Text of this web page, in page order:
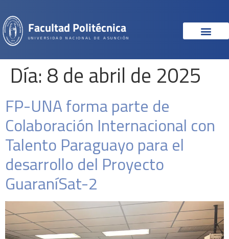
Facultad Politécnica
UNIVERSIDAD NACIONAL DE ASUNCIÓN
Día: 8 de abril de 2025
FP-UNA forma parte de
Colaboración Internacional con
Talento Paraguayo para el
desarrollo del Proyecto
GuaraníSat-2